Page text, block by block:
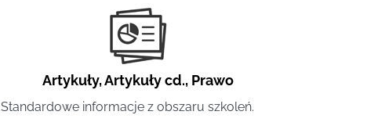
Artykuły,Artykuły cd., Prawo
Standardowe informacje z obszaru szkoleń.